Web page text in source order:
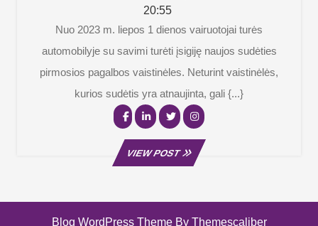
26
20:55
Nuo 2023 m. liepos 1 dienos vairuotojai turės
automobilyje su savimi turėti įsigiję naujos sudėties
pirmosios pagalbos vaistinėles. Neturint vaistinėlės,
kurios sudėtis yra atnaujinta, gali {...}
Facebook
Linkedin
TwitterInstagram
VIEW POST
VIEW
POST
Blog WordPress ThemeBy Themescaliber